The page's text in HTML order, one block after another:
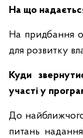
На що
На придбання
для розвитку
Куди
участі у
До
питань